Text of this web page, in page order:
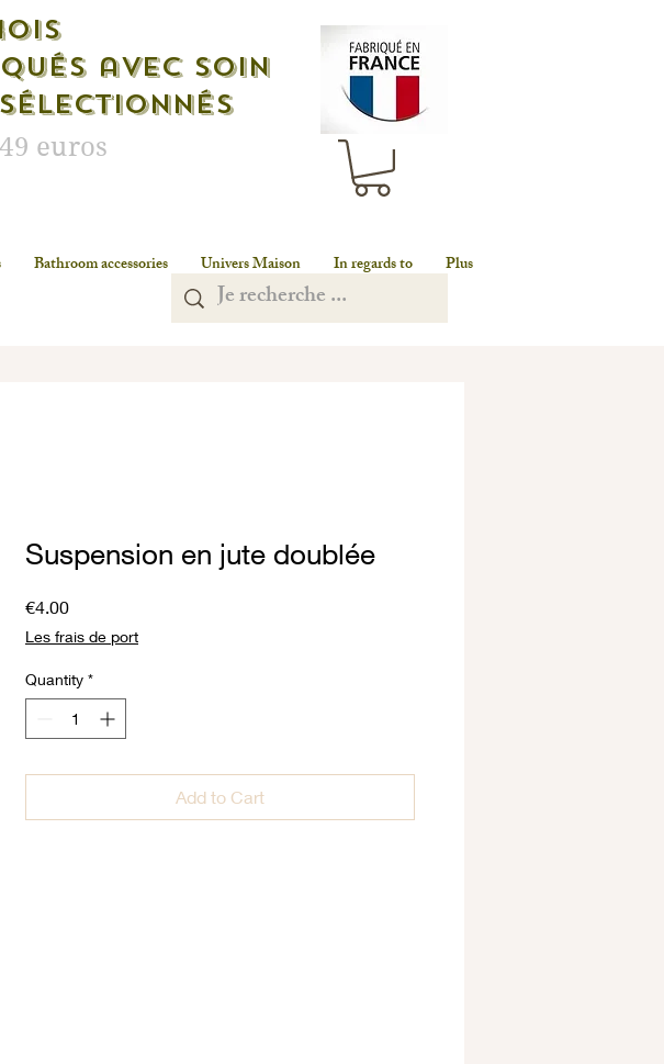
euros
avec soin
Bathroom accessories Univers Maison In regards to Plus
Suspension en jute doublée
€4.00Price
Les frais de port
Quantity *
Add to Cart